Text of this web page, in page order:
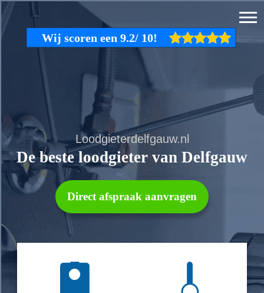
Loodgieterdelfgauw.nl
De beste loodgieter van Delfgauw
Direct afspraak aanvragen